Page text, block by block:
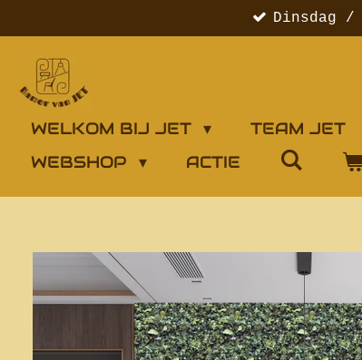
direct
naar
de
hoofdinhoud
Dinsdag /
WELKOM BIJ JET TEAM JET
WEBSHOP
ACTIE